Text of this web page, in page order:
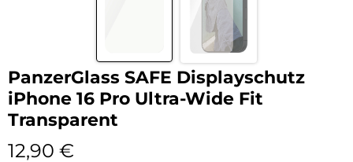
PanzerGlass SAFE Displayschutz
iPhone 16 Pro Ultra-Wide Fit
Transparent
12,90 €